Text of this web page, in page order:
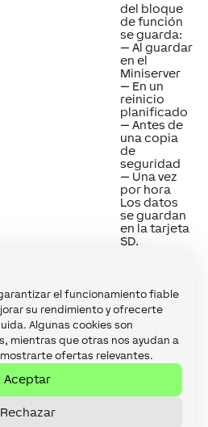
el funcionamiento fiable
su rendimiento y ofrecerte
Algunas cookies son
mientras que otras nos ayudan a
ofertas relevantes.
Aceptar
Rechazar
del bloque
de función
se guarda:
— Al guardar
en el
Miniserver
— En un
reinicio
planificado
— Antes de
una copia
de
seguridad
— Una vez
por hora
Los datos
se guardan
en la tarjeta
SD.
↑